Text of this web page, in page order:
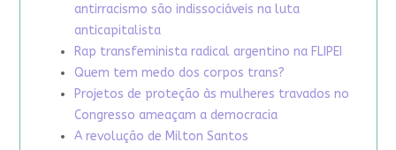
antirracismo são indissociáveis na luta
anticapitalista
Rap transfeminista radical argentino na FLIPEI
Quem tem medo dos corpos trans?
Projetos de proteção às mulheres travados no
Congresso ameaçam a democracia
A revolução de Milton Santos